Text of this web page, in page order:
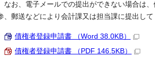
お、電子メールでの提出ができない場合は、
、郵送などにより会計課又は担当課に提出して
債権者登録申請書 （Word 38.0KB）
債権者登録申請書 （PDF 146.5KB）